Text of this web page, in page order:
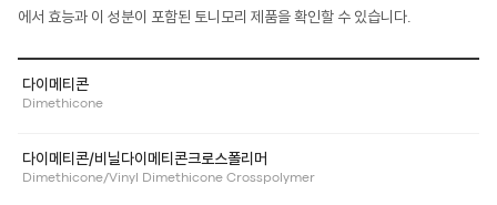
에서 효능과 이 성분이 포함된 토니모리 제품을 확인할 수 있습니다.
다이메티콘
Dimethicone
다이메티콘/비닐다이메티콘크로스폴리머
Dimethicone/Vinyl Dimethicone Crosspolymer